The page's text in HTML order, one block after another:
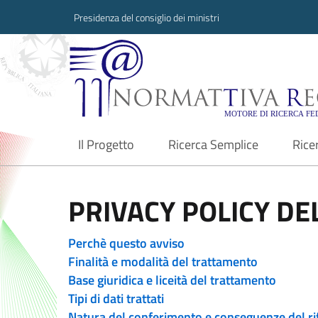
Presidenza del consiglio dei ministri
Normattiva
Il Progetto
current Ricerca Semplice
PRIVACY POLICY
Perchè questo avviso
Finalità e modalità del trattamento
Base giuridica e liceità del trattamento
Tipi di dati trattati